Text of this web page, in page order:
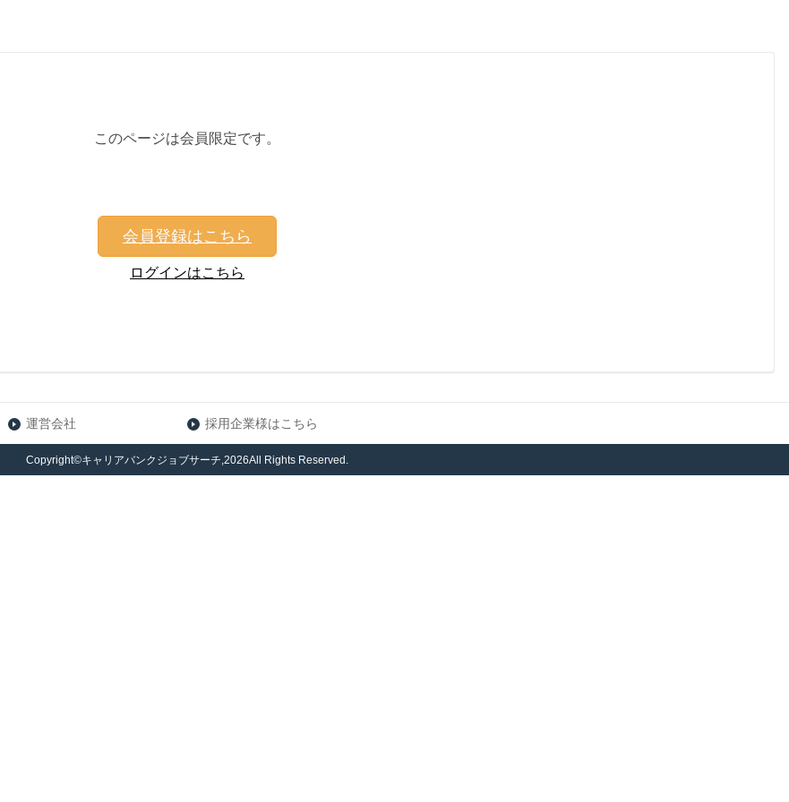
このページは会員限定です。
会員登録はこちら
ログインはこちら
運営会社 採用企業様はこちら
Copyright©キャリアバンクジョブサーチ,2026All Rights Reserved.